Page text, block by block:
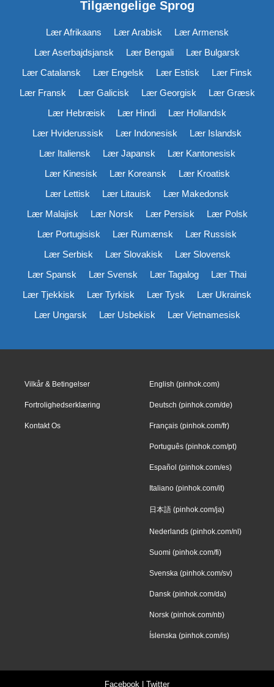
Tilgængelige Sprog
Lær Afrikaans Lær Arabisk
Lær Armensk
Lær Aserbajdsjansk
Lær Bengali
Lær Bulgarsk
Lær Catalansk
Lær Engelsk Lær Estisk
Lær Finsk
Lær Fransk
Lær Galicisk Lær Georgisk
Lær Græsk
Lær Hebræisk
Lær Hindi
Lær Hollandsk
Lær Hviderussisk
Lær Indonesisk
Lær Islandsk
Lær Italiensk
Lær Japansk
Lær Kantonesisk
Lær Kinesisk
Lær Koreansk
Lær Kroatisk
Lær Lettisk
Lær Litauisk
Lær Makedonsk
Lær Malajisk
Lær Norsk Lær Persisk
Lær Polsk
Lær Portugisisk
Lær Rumænsk
Lær Russisk
Lær Serbisk
Lær Slovakisk
Lær Slovensk
Lær Spansk
Lær Svensk Lær Tagalog
Lær Thai
Lær Tjekkisk
Lær Tyrkisk Lær Tysk
Lær Ukrainsk
Lær Ungarsk
Lær Usbekisk Lær Vietnamesisk
Vilkår & Betingelser
Fortrolighedserklæring
Kontakt Os
English (pinhok.com)
Deutsch (pinhok.com/de)
Français (pinhok.com/fr)
Português (pinhok.com/pt)
Español (pinhok.com/es)
Italiano (pinhok.com/it)
日本語 (pinhok.com/ja)
Nederlands (pinhok.com/nl)
Suomi (pinhok.com/fi)
Svenska (pinhok.com/sv)
Dansk (pinhok.com/da)
Norsk (pinhok.com/nb)
Íslenska (pinhok.com/is)
Facebook Twitter